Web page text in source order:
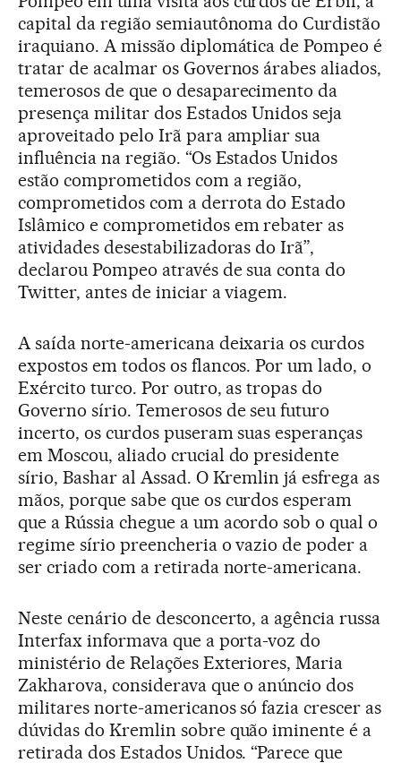
capital da região semiautônoma do Curdistão
iraquiano. A missão diplomática de Pompeo é
tratar de acalmar os Governos árabes aliados,
temerosos de que o desaparecimento da
presença militar dos Estados Unidos seja
aproveitado pelo Irã para ampliar sua
influência na região. “Os Estados Unidos
estão comprometidos com a região,
comprometidos com a derrota do Estado
Islâmico e comprometidos em rebater as
atividades desestabilizadoras do Irã”,
declarou Pompeo através de sua conta do
Twitter, antes de iniciar a viagem.
A saída norte-americana deixaria os curdos
expostos em todos os flancos. Por um lado, o
Exército turco. Por outro, as tropas do
Governo sírio. Temerosos de seu futuro
incerto, os curdos puseram suas esperanças
em Moscou, aliado crucial do presidente
sírio, Bashar al Assad. O Kremlin já esfrega as
mãos, porque sabe que os curdos esperam
que a Rússia chegue a um acordo sob o qual o
regime sírio preencheria o vazio de poder a
ser criado com a retirada norte-americana.
Neste cenário de desconcerto, a agência russa
Interfax informava que a porta-voz do
ministério de Relações Exteriores, Maria
Zakharova, considerava que o anúncio dos
militares norte-americanos só fazia crescer as
dúvidas do Kremlin sobre quão iminente é a
retirada dos Estados Unidos. “Parece que